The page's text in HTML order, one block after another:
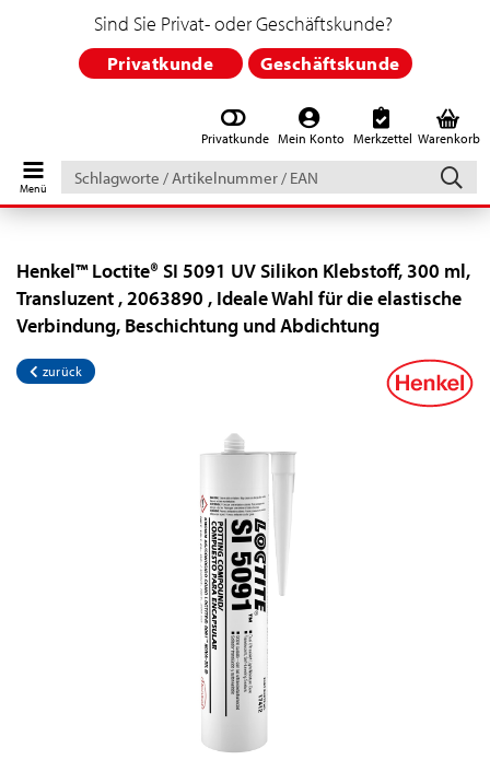
Privatkunde Mein Konto Merkzettel Warenkorb
Schlagworte
/
Artikelnummer
EAN
Sind Sie Privat- oder Geschäftskunde?
Privatkunde Geschäftskunde
Henkel™ Loctite® SI 5091 UV Silikon Klebstoff, 300 ml,
Transluzent , 2063890 , Ideale Wahl für die elastische
Verbindung, Beschichtung und Abdichtung
zurück